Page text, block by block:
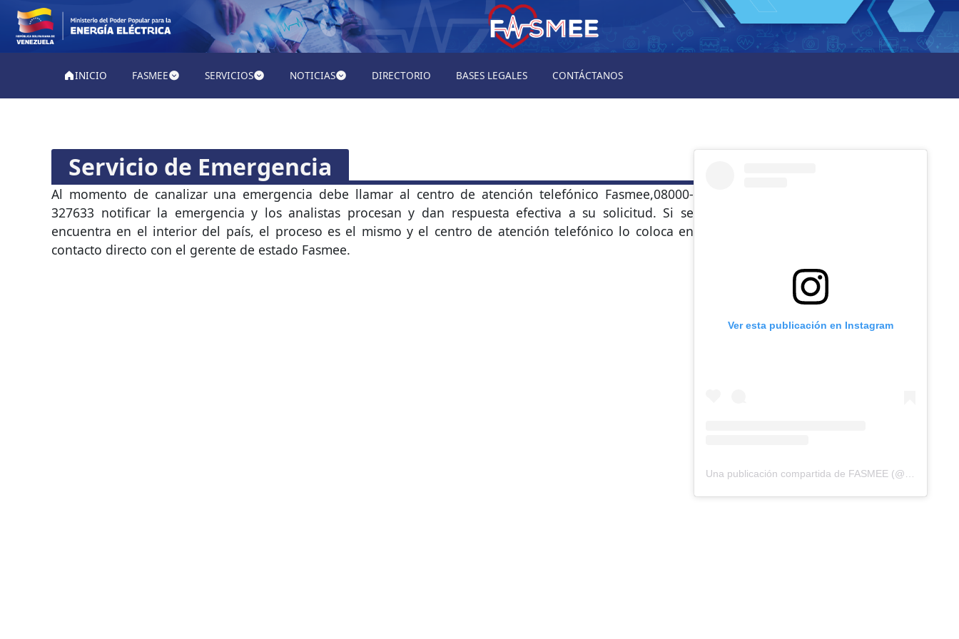
INICIO FASMEE SERVICIOS NOTICIAS DIRECTORIO BASES LEGALES CONTÁCTANOS
Servicio de Emergencia
Al momento de canalizar una emergencia debe llamar al centro de atención telefónico Fasmee,08000-
327633 notificar la emergencia y los analistas procesan y dan respuesta efectiva a su solicitud. Si se
encuentra en el interior del país, el proceso es el mismo y el centro de atención telefónico lo coloca en
contacto directo con el gerente de estado Fasmee.
Ver esta publicación en Instagram
Una publicación compartida de FASMEE (@fasmeevzla)